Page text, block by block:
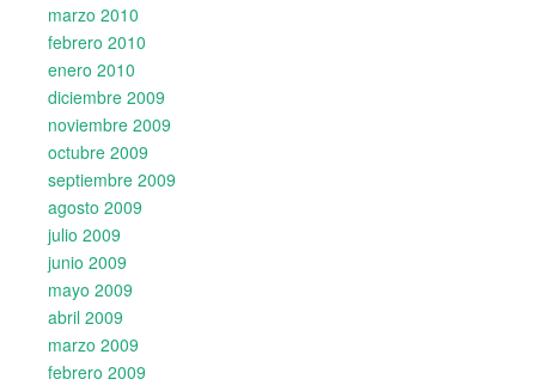
marzo 2010
febrero 2010
enero 2010
diciembre 2009
noviembre 2009
octubre 2009
septiembre 2009
agosto 2009
julio 2009
junio 2009
mayo 2009
abril 2009
marzo 2009
febrero 2009